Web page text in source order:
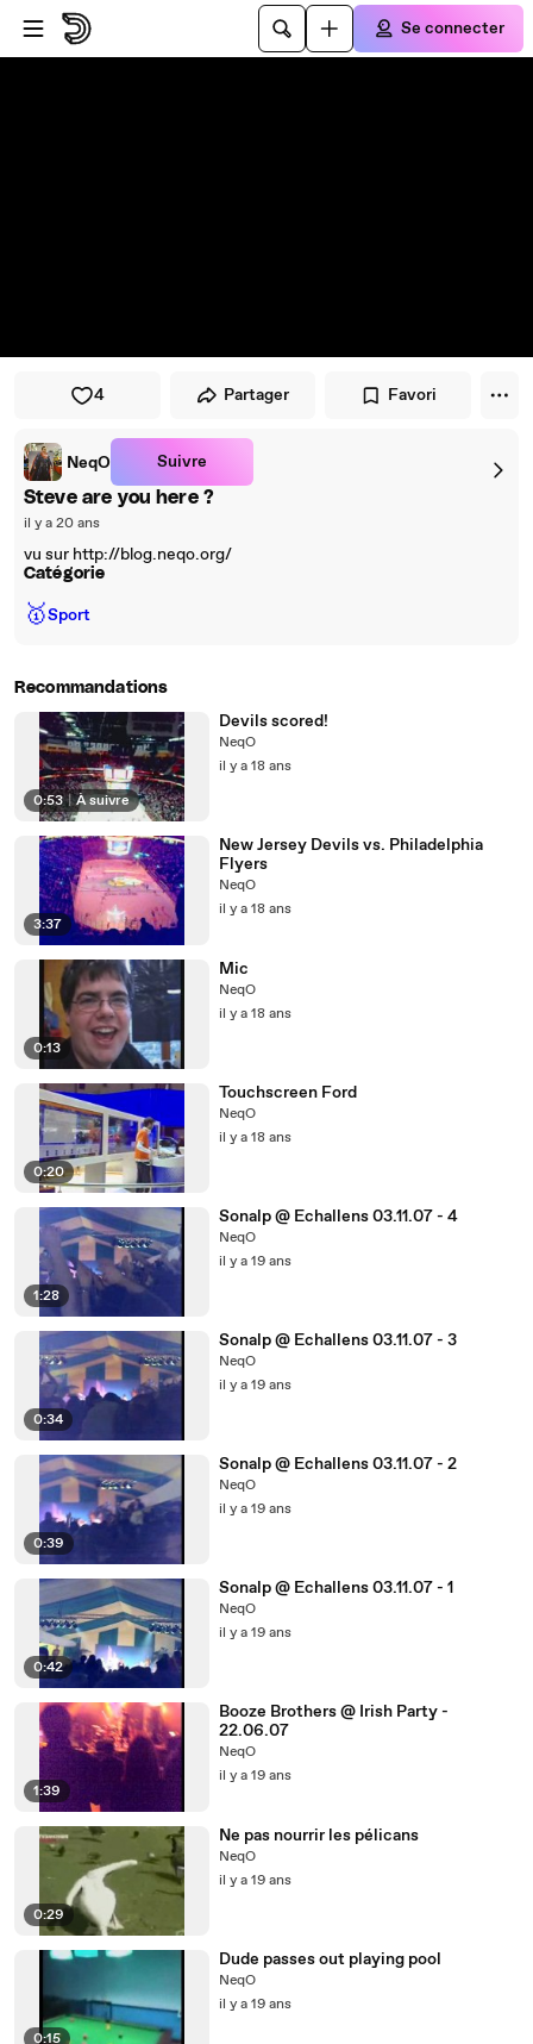
Passer au player
Passer au contenu principal
Se connecter
4 Partager Favori
NeqO Suivre
Steve are you here ?
il y a 20 ans
vu sur http://blog.neqo.org/
Catégorie
🥇Sport
Recommandations
0:53 | À suivre
Devils scored!
NeqO
il y a 18 ans
3:37
New Jersey Devils vs. Philadelphia
Flyers
NeqO
il y a 18 ans
0:13
Mic
NeqO
il y a 18 ans
0:20
Touchscreen Ford
NeqO
il y a 18 ans
1:28
Sonalp @ Echallens 03.11.07 - 4
NeqO
il y a 19 ans
0:34
Sonalp @ Echallens 03.11.07 - 3
NeqO
il y a 19 ans
0:39
Sonalp @ Echallens 03.11.07 - 2
NeqO
il y a 19 ans
0:42
Sonalp @ Echallens 03.11.07 - 1
NeqO
il y a 19 ans
1:39
Booze Brothers @ Irish Party -
22.06.07
NeqO
il y a 19 ans
0:29
Ne pas nourrir les pélicans
NeqO
il y a 19 ans
0:15
Dude passes out playing pool
NeqO
il y a 19 ans